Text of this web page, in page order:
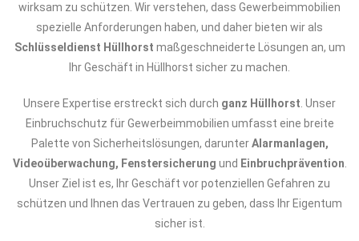
wirksam zu schützen. Wir verstehen, dass Gewerbeimmobilien
spezielle Anforderungen haben, und daher bieten wir als
Schlüsseldienst Hüllhorst maßgeschneiderte Lösungen an, um
Ihr Geschäft in Hüllhorst sicher zu machen.
Unsere Expertise erstreckt sich durch ganz Hüllhorst . Unser
Einbruchschutz für Gewerbeimmobilien umfasst eine breite
Palette von Sicherheitslösungen, darunterAlarmanlagen,
Videoüberwachung, Fenstersicherung und Einbruchprävention
Unser Ziel ist es, Ihr Geschäft vor potenziellen Gefahren zu
schützen und Ihnen das Vertrauen zu geben, dass Ihr Eigentum
sicher ist.